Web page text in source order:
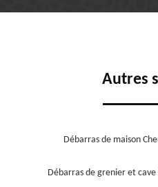
Autres
Débarras de maison
Débarras de grenier et